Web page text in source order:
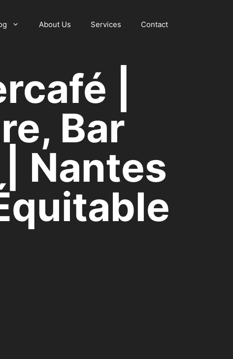
About Us Services Contact
|
Bar
Nantes